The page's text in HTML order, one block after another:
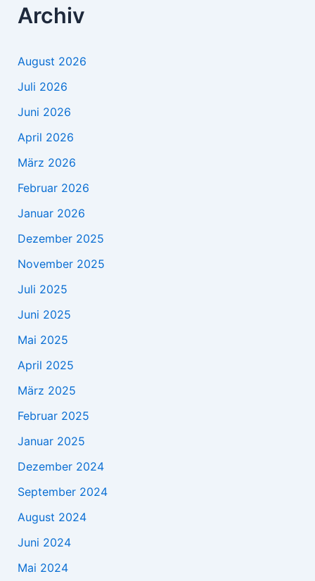
Archiv
August 2026
Juli 2026
Juni 2026
April 2026
März 2026
Februar 2026
Januar 2026
Dezember 2025
November 2025
Juli 2025
Juni 2025
Mai 2025
April 2025
März 2025
Februar 2025
Januar 2025
Dezember 2024
September 2024
August 2024
Juni 2024
Mai 2024